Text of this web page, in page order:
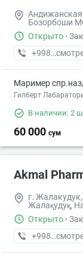
Бозорбоши
Открыто ·
+998 (88)
Маример
Гилберт
В наличии: 2
60 000 сум
Akmal
г.
Жалақудуқ,
Открыто ·
+998 (90)